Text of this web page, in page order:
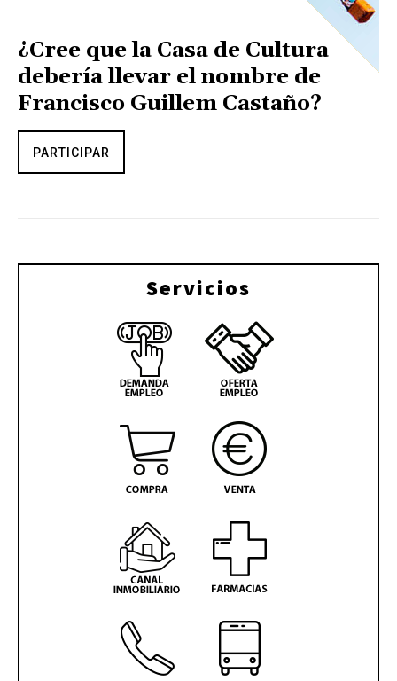
¿Cree que la Casa de Cultura
debería llevar el nombre de
Francisco Guillem Castaño?
PARTICIPAR
Servicios